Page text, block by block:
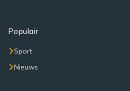
Populair
Sport
Nieuws